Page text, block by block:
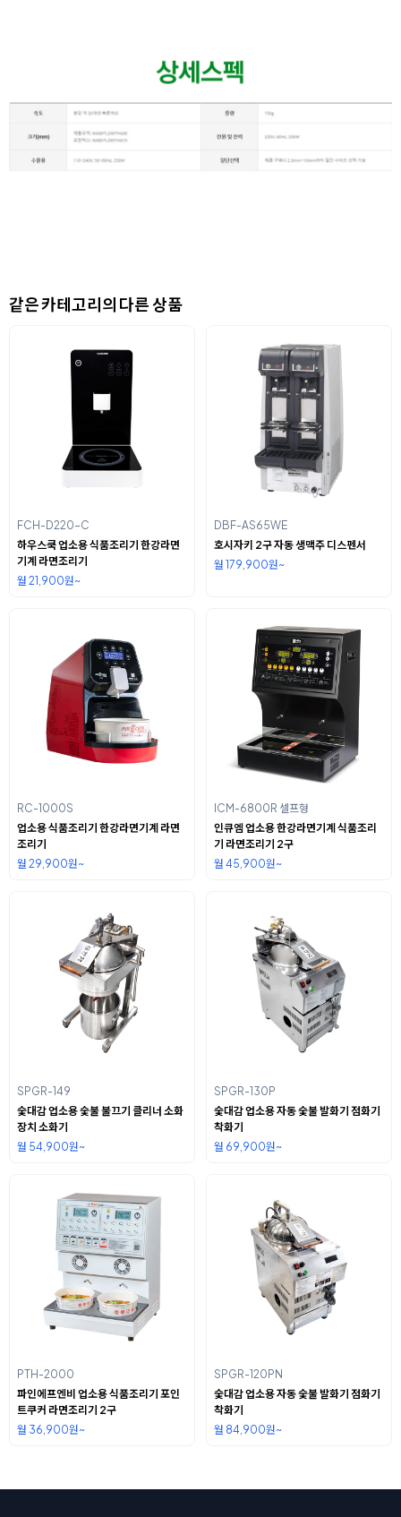
같은 카테고리의 다른 상품
FCH-D220-C
하우스쿡 업소용 식품조리기 한강라면
기계 라면조리기
월 21,900원~
DBF-AS65WE
호시자키 2구 자동 생맥주 디스펜서
월 179,900원~
RC-1000S
업소용 식품조리기 한강라면기계 라면
조리기
월 29,900원~
ICM-6800R 셀프형
인큐엠 업소용 한강라면기계 식품조리
기 라면조리기 2구
월 45,900원~
SPGR-149
숯대감 업소용 숯불 불끄기 클리너 소화
장치 소화기
월 54,900원~
SPGR-130P
숯대감 업소용 자동 숯불 발화기 점화기
착화기
월 69,900원~
PTH-2000
파인에프엔비 업소용 식품조리기 포인
트쿠커 라면조리기 2구
월 36,900원~
SPGR-120PN
숯대감 업소용 자동 숯불 발화기 점화기
착화기
월 84,900원~